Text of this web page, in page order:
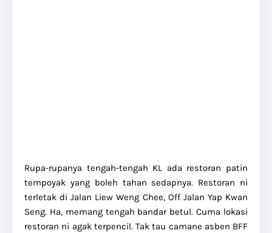
Rupa-rupanya tengah-tengah KL ada restoran patin
tempoyak yang boleh tahan sedapnya. Restoran ni
terletak di Jalan Liew Weng Chee, Off Jalan Yap Kwan
Seng. Ha, memang tengah bandar betul. Cuma lokasi
restoran ni agak terpencil. Tak tau camane asben BFF